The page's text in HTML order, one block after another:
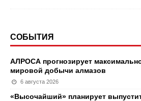
СОБЫТИЯ
АЛРОСА прогнозирует
мировой добычи алмазов
6 августа 2026
«Высочайший» планирует